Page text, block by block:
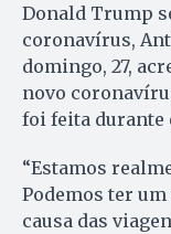
Donald Trump
coronavírus,
domingo, 27,
novo
foi feita durante
“Estamos
Podemos ter
causa das